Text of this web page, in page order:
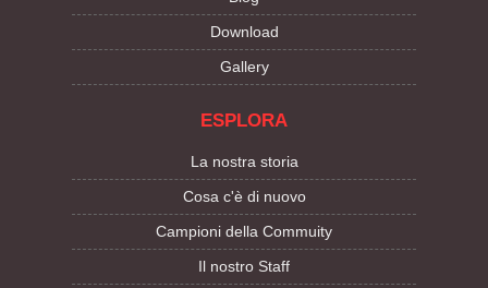
Download
Gallery
ESPLORA
La nostra storia
Cosa c'è di nuovo
Campioni della Commuity
Il nostro Staff